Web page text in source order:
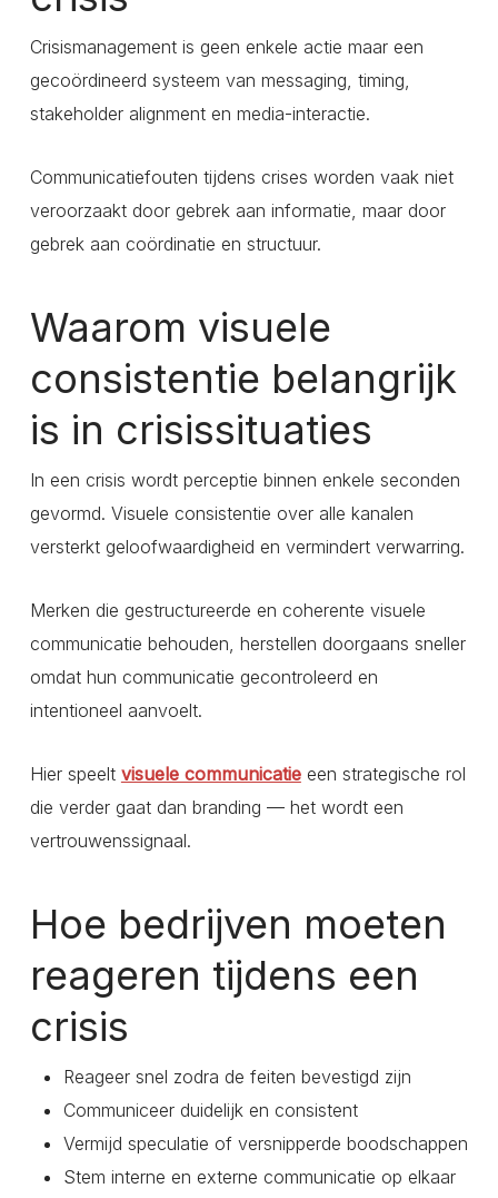
Crisismanagement is geen enkele actie maar een
gecoördineerd systeem van messaging, timing,
stakeholder alignment en media-interactie.
Communicatiefouten tijdens crises worden vaak niet
veroorzaakt door gebrek aan informatie, maar door
gebrek aan coördinatie en structuur.
Waarom visuele
consistentie belangrijk
is in crisissituaties
In een crisis wordt perceptie binnen enkele seconden
gevormd. Visuele consistentie over alle kanalen
versterkt geloofwaardigheid en vermindert verwarring.
Merken die gestructureerde en coherente visuele
communicatie behouden, herstellen doorgaans sneller
omdat hun communicatie gecontroleerd en
intentioneel aanvoelt.
Hier speelt visuele communicatieeen strategische rol
die verder gaat dan branding — het wordt een
vertrouwenssignaal.
Hoe bedrijven moeten
reageren tijdens een
crisis
Reageer snel zodra de feiten bevestigd zijn
Communiceer duidelijk en consistent
Vermijd speculatie of versnipperde boodschappen
Stem interne en externe communicatie op elkaar